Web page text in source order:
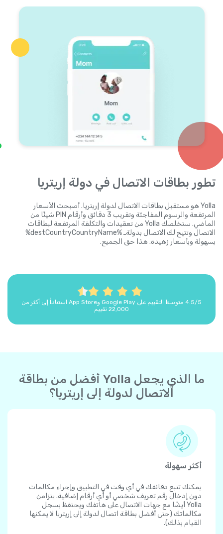
تطور بطاقات الاتصال في دولة إريتريا
Yolla هو مستقبل بطاقات الاتصال لدولة إريتريا. أصبحت الأسعار
المرتفعة والرسوم المفاجئة وتقريب 3 دقائق وأرقام PIN شيئًا من
الماضي. ستخلصك Yolla من تعقيدات والتكلفة المرتفعة لبطاقات
الاتصال وتتيح لك الاتصال بدولةـ %destCountryCountryName%
بسهولة وبأسعار زهيدة. هذا حق الجميع.
4.5/5 متوسط التقييم على Google Play وApp Store استناداً إلى أكثر من
22,000 تقييم
ما الذي يجعل Yolla أفضل من بطاقة
الاتصال لدولة إلى إريتريا؟
أكثر سهولة
يمكنك تتبع دقائقك في أي وقت في التطبيق وإجراء مكالمات
دون إدخال رقم تعريف شخصي أو أي أرقام إضافية. يتزامن
Yolla أيضًا مع جهات الاتصال على هاتفك ويحتفظ بسجل
مكالماتك (حتى أفضل بطاقة اتصال لدولة إلى إريتريا لا يمكنها
القيام بذلك).